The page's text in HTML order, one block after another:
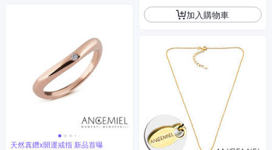
天然真鑽x開運戒指 新品首曝
加入購物車